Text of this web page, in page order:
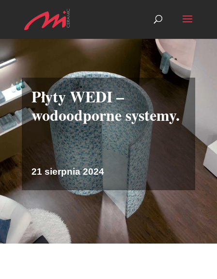
Płyty WEDI –
wodoodporne systemy.
21 sierpnia 2024